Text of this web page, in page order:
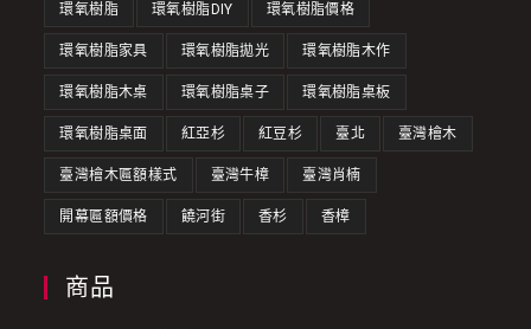
環氧樹脂 環氧樹脂DIY 環氧樹脂價格
環氧樹脂家具 環氧樹脂拋光 環氧樹脂木作
環氧樹脂木桌 環氧樹脂桌子 環氧樹脂桌板
環氧樹脂桌面 紅亞杉 紅豆杉 臺北 臺灣檜木
臺灣檜木匾額樣式 臺灣牛樟 臺灣肖楠
開幕匾額價格 饒河街 香杉 香樟
商品